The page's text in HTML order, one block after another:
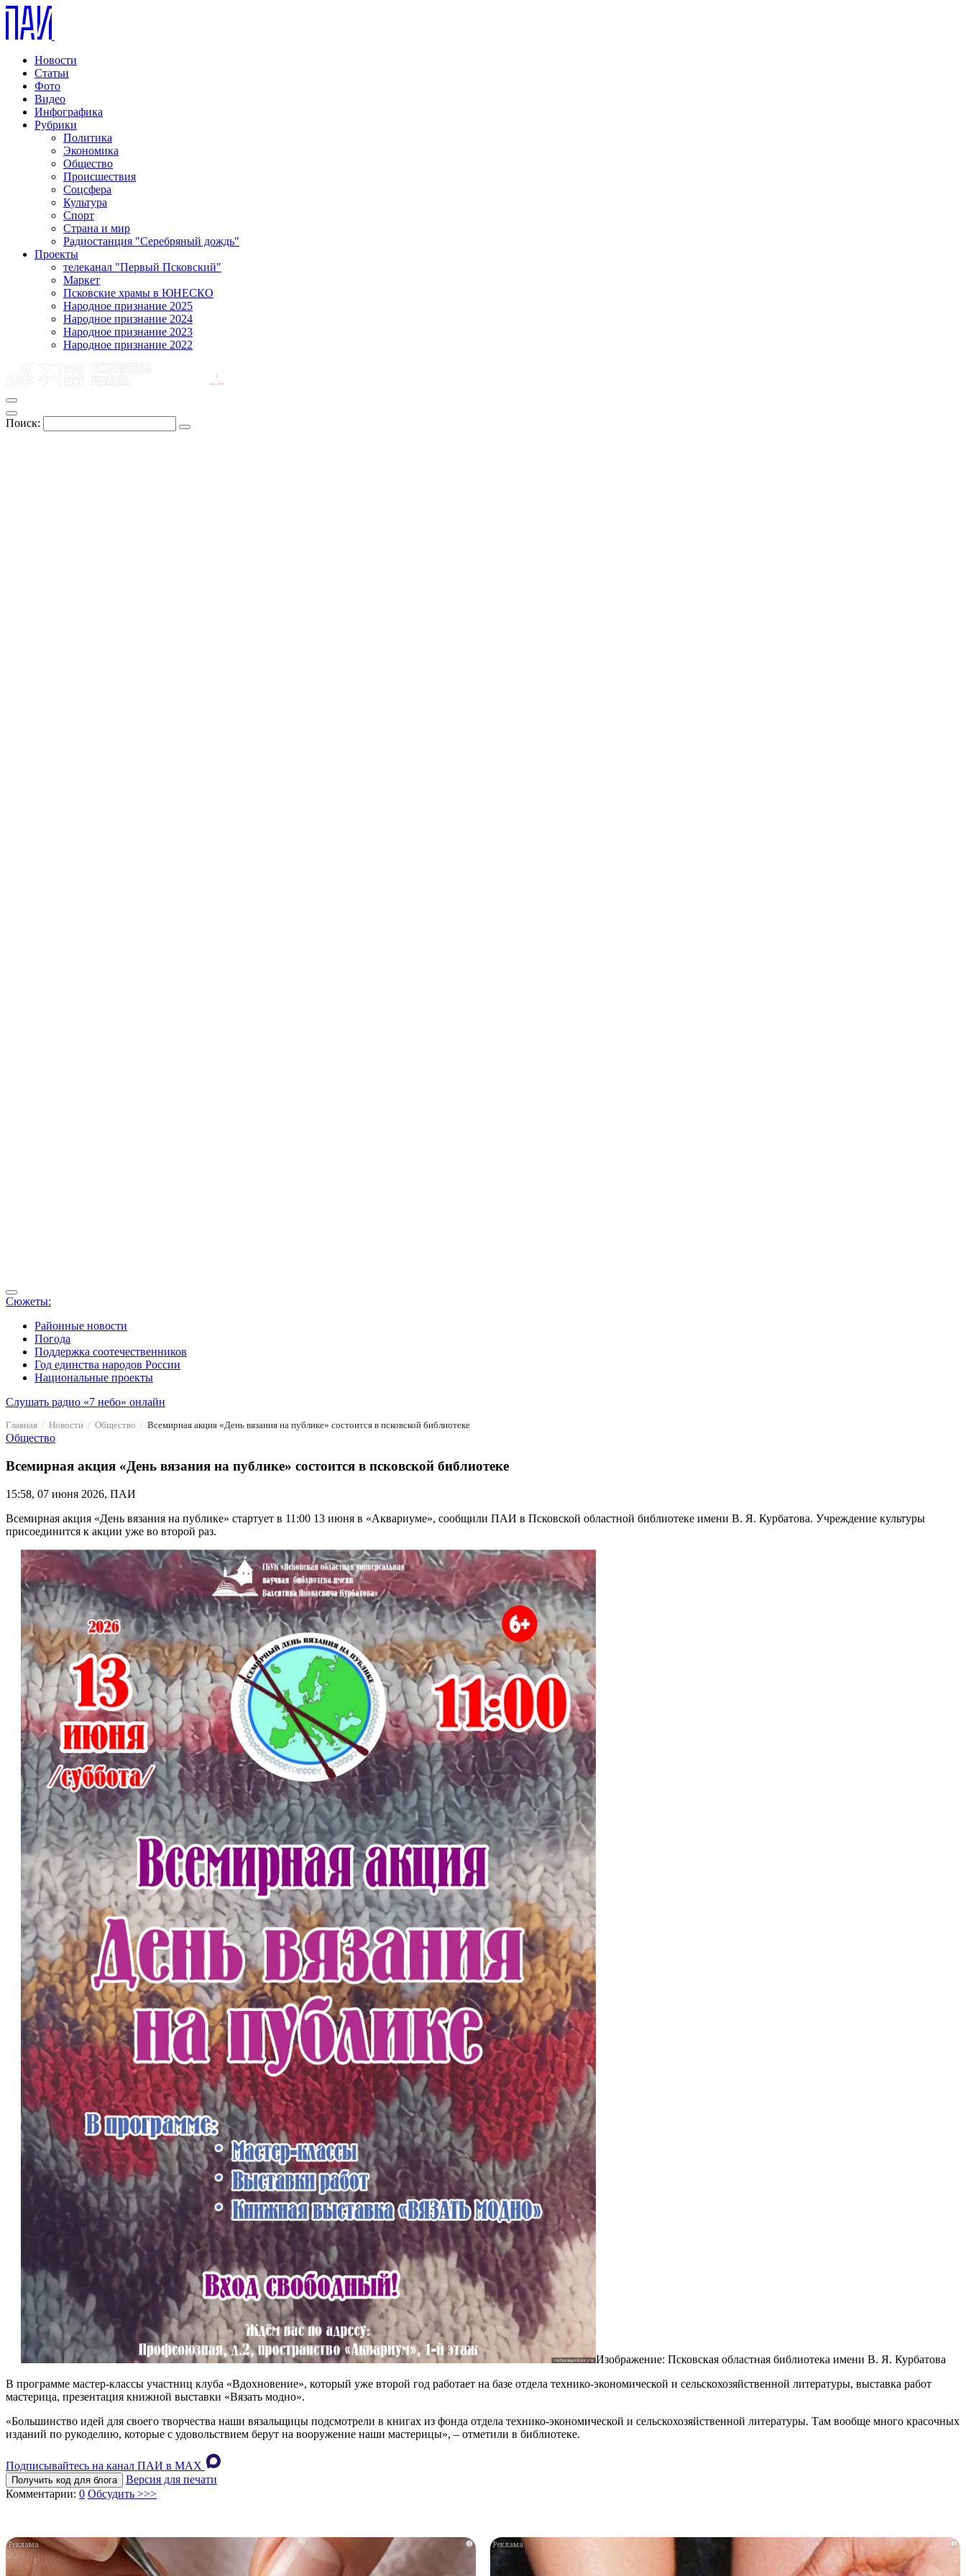
Новости
Статьи
Фото
Видео
Инфографика
Рубрики
Политика
Экономика
Общество
Происшествия
Соцсфера
Культура
Спорт
Страна и мир
Радиостанция "Серебряный дождь"
Проекты
телеканал "Первый Псковский"
Маркет
Псковские храмы в ЮНЕСКО
Народное признание 2025
Народное признание 2024
Народное признание 2023
Народное признание 2022
Поиск:
Сюжеты:
Районные новости
Погода
Поддержка соотечественников
Год единства народов России
Национальные проекты
Слушать радио «7 небо» онлайн
Главная Новости Общество Всемирная акция «День вязания на публике» состоится в псковской библиотеке
Общество
Всемирная акция «День вязания на публике» состоится в псковской библиотеке
15:58, 07 июня 2026, ПАИ
Всемирная акция «День вязания на публике» стартует в 11:00 13 июня в «Аквариуме», сообщили ПАИ в Псковской областной библиотеке имени В. Я. Курбатова. Учреждение культуры
присоединится к акции уже во второй раз.
Изображение: Псковская областная библиотека имени В. Я. Курбатова
В программе мастер-классы участниц клуба «Вдохновение», который уже второй год работает на базе отдела технико-экономической и сельскохозяйственной литературы, выставка работ
мастерица, презентация книжной выставки «Вязать модно».
«Большинство идей для своего творчества наши вязальщицы подсмотрели в книгах из фонда отдела технико-экономической и сельскохозяйственной литературы. Там вообще много красочных
изданий по рукоделию, которые с удовольствием берут на вооружение наши мастерицы», – отметили в библиотеке.
Подписывайтесь на канал ПАИ в MAХ
Получить код для блога
Версия для печати
Комментарии: 0 Обсудить >>>
i i